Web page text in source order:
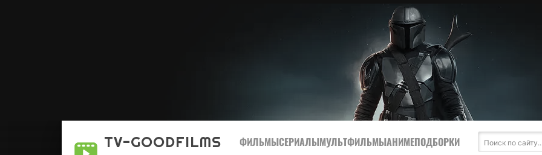
TV-GOODFILMS ФИЛЬМЫСЕРИАЛЫМУЛЬТФИЛЬМЫАНИМЕПОДБОРКИ